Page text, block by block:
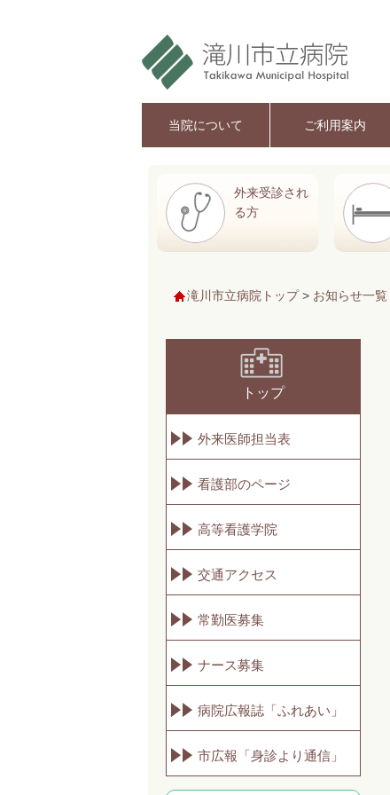
当院について ご利用案内
外来受診され
る方
滝川市立病院トップ> お知らせ一覧
トップ
外来医師担当表
看護部のページ
高等看護学院
交通アクセス
常勤医募集
ナース募集
病院広報誌「ふれあい」
市広報「身診より通信」